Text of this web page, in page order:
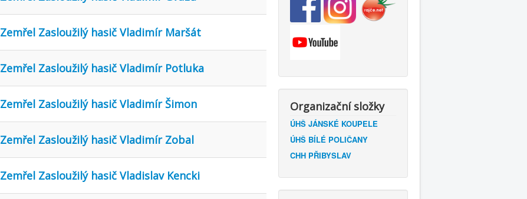
Zemřel Zasloužilý hasič Vladimír Maršát
Zemřel Zasloužilý hasič Vladimír Potluka
Zemřel Zasloužilý hasič Vladimír Šimon
Zemřel Zasloužilý hasič Vladimír Zobal
Zemřel Zasloužilý hasič Vladislav Kencki
Organizační složky
ÚHŠ JÁNSKÉ KOUPELE
ÚHŠ BÍLÉ POLIČANY
CHH PŘIBYSLAV